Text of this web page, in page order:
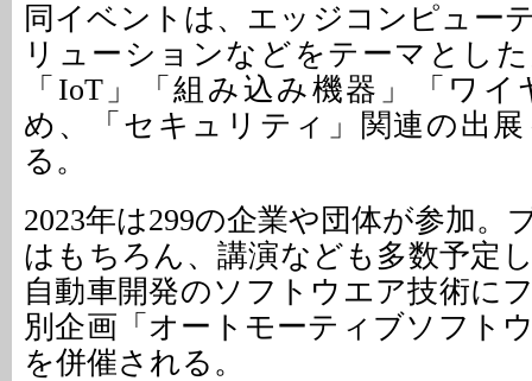
同イベントは、エッジコンピュー
リューションなどをテーマとし
「IoT」「組み込み機器」「ワ
め、「セキュリティ」関連の出
る。
2023年は299の企業や団体が参加。
はもちろん、講演なども多数予定
自動車開発のソフトウエア技術に
別企画「オートモーティブソフト
を併催される。